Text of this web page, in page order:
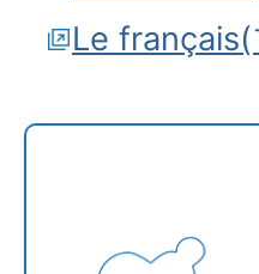
Le